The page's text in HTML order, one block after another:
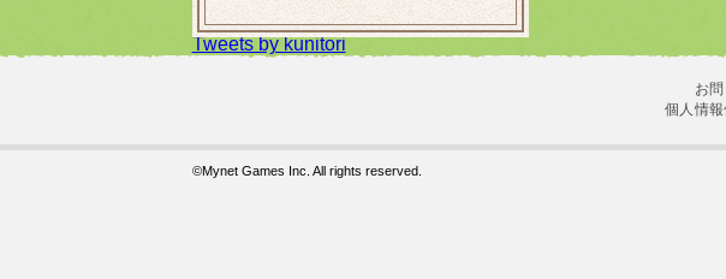
Tweets by kunitori
お
個人情
©Mynet Games Inc. All rights reserved.